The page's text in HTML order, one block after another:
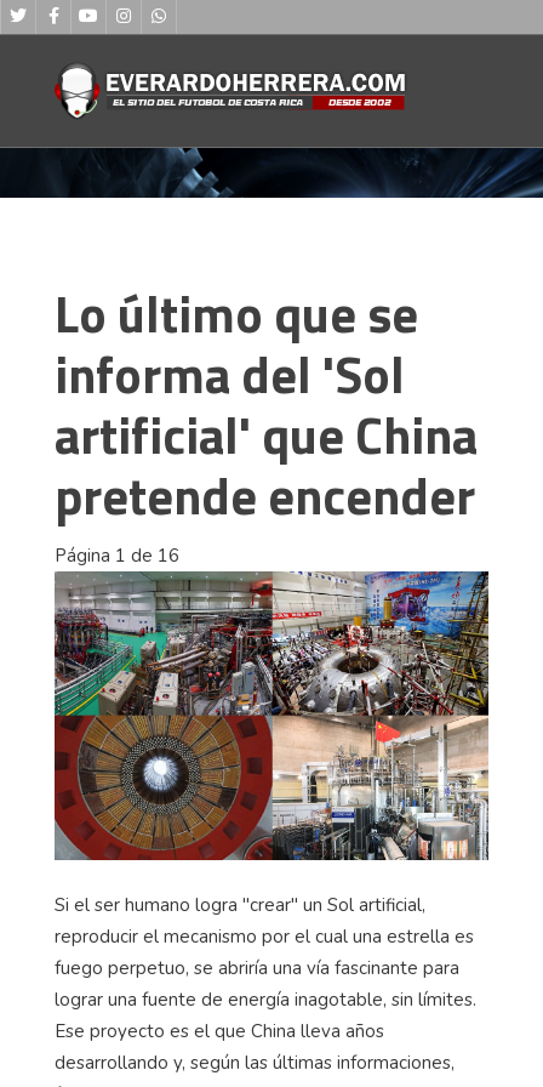
Lo último que se
informa del 'Sol
artificial' que China
pretende encender
Página 1 de 16
Si el ser humano logra "crear" un Sol artificial,
reproducir el mecanismo por el cual una estrella es
fuego perpetuo, se abriría una vía fascinante para
lograr una fuente de energía inagotable, sin límites.
Ese proyecto es el que China lleva años
desarrollando y, según las últimas informaciones,